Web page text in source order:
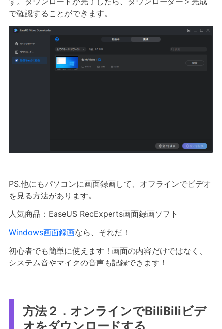
で確認することができます。
PS.他にもパソコンに画面録画して、オフラインでビデオ
を見る方法があります。
人気商品：EaseUS RecExperts画面録画ソフト
Windows画面録画なら、それだ！
初心者でも簡単に使えます！画面の内容だけではなく、
システム音やマイクの音声も記録できます！
方法２．オンラインでBiliBiliビデ
オをダウンロードする